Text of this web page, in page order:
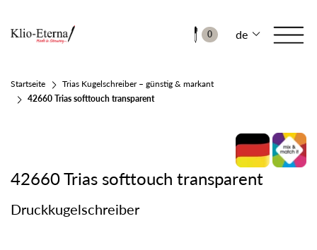
0 de
Startseite
Trias Kugelschreiber – günstig & markant
42660 Trias softtouch transparent
42660 Trias softtouch transparent
Druckkugelschreiber